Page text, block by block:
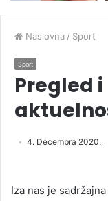
Naslovna / Sport
Sport
Pregled
4. Decembra 2020.
Iza nas je